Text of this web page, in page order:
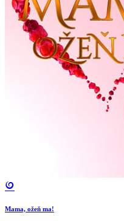
Mama, ožeň ma!